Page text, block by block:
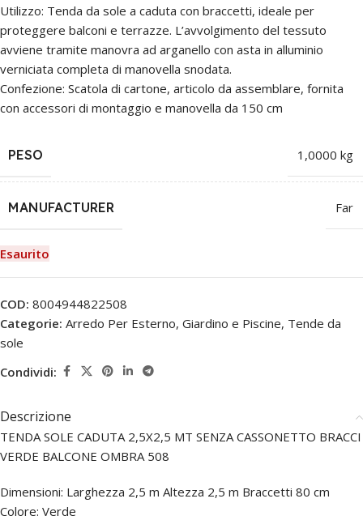
Utilizzo: Tenda da sole a caduta con braccetti, ideale per
proteggere balconi e terrazze. L’avvolgimento del tessuto
avviene tramite manovra ad arganello con asta in alluminio
verniciata completa di manovella snodata.
Confezione: Scatola di cartone, articolo da assemblare, fornita
con accessori di montaggio e manovella da 150 cm
PESO 1,0000 kg
MANUFACTURER Far
Esaurito
COD: 8004944822508
Categorie: Arredo Per Esterno, Giardino e Piscine, Tende da
sole
Condividi:
Descrizione
TENDA SOLE CADUTA 2,5X2,5 MT SENZA CASSONETTO BRACCI
VERDE BALCONE OMBRA 508
Dimensioni: Larghezza 2,5 m Altezza 2,5 m Braccetti 80 cm
Colore: Verde